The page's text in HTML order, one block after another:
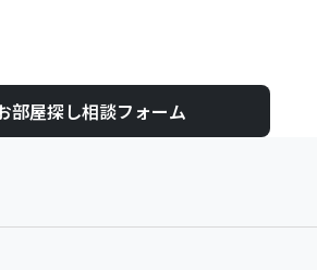
部屋探し相談フォーム